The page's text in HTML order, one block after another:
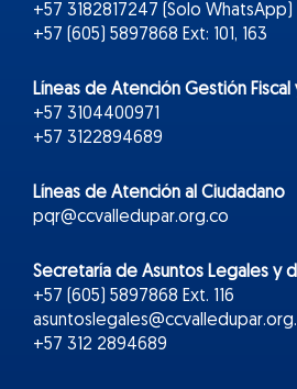
+57 3182817247 (Solo WhatsApp)
+57 (605) 5897868 Ext: 101, 163
Líneas de Atención Gestión Fiscal
+57 3104400971
+57 3122894689
Líneas de Atención al Ciudadano
pqr@ccvalledupar.org.co
Secretaría de Asuntos Legales y
+57 (605) 5897868 Ext. 116
+57 312 2894689